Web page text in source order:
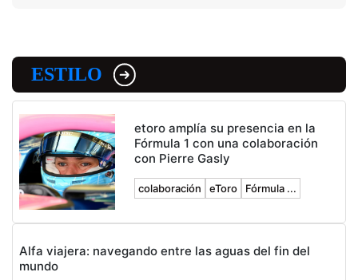
ESTILO
etoro amplía su presencia en la
Fórmula 1 con una colaboración
con Pierre Gasly
colaboración eToro Fórmula ...
Alfa viajera: navegando entre las aguas del fin del
mundo